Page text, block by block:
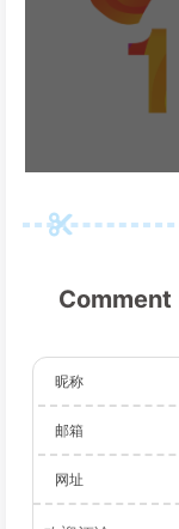
Comment
昵称
邮箱
网址